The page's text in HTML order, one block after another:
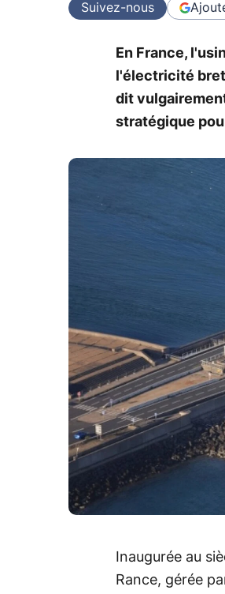
Suivez-nous
En France,
l'électricité
dit
stratégique
Inaugurée au
Rance, gérée